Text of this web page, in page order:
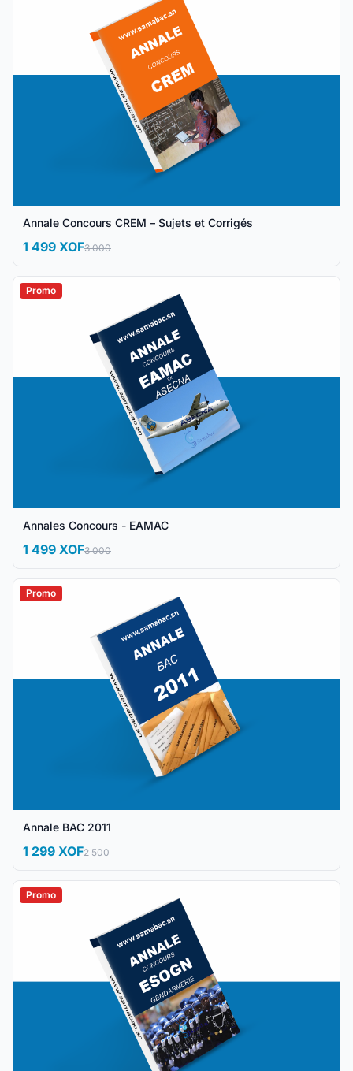
Annale Concours CREM – Sujets et Corrigés
1 499 XOF3 000
Promo
Annales Concours - EAMAC
1 499 XOF3 000
Promo
Annale BAC 2011
1 299 XOF2 500
Promo